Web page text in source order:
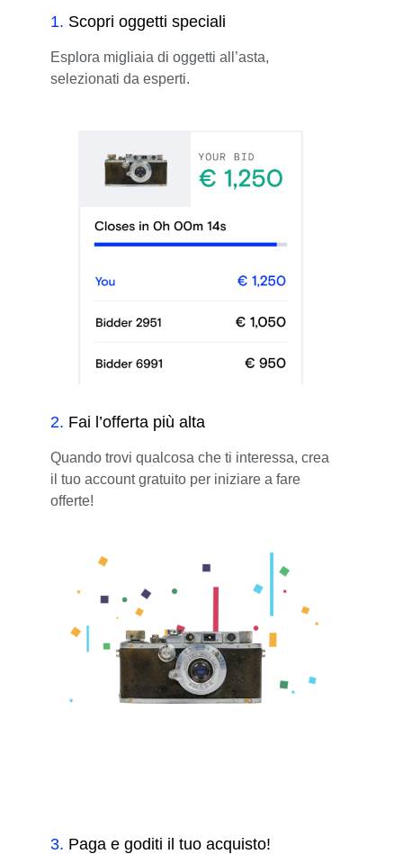
1. Scopri oggetti speciali
Esplora migliaia di oggetti all’asta,
selezionati da esperti.
2. Fai l’offerta più alta
Quando trovi qualcosa che ti interessa, crea
il tuo account gratuito per iniziare a fare
offerte!
3. Paga e goditi il tuo acquisto!